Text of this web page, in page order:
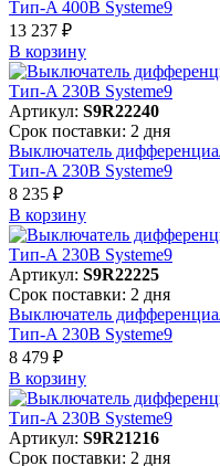
Тип-A 400В Systeme9
13 237 ₽
В корзинy
Артикул: S9R22240
Срок поставки: 2 дня
Выключатель
Тип-A 230В Systeme9
8 235 ₽
В корзинy
Артикул: S9R22225
Срок поставки: 2 дня
Выключатель
Тип-A 230В Systeme9
8 479 ₽
В корзинy
Артикул: S9R21216
Срок поставки: 2 дня